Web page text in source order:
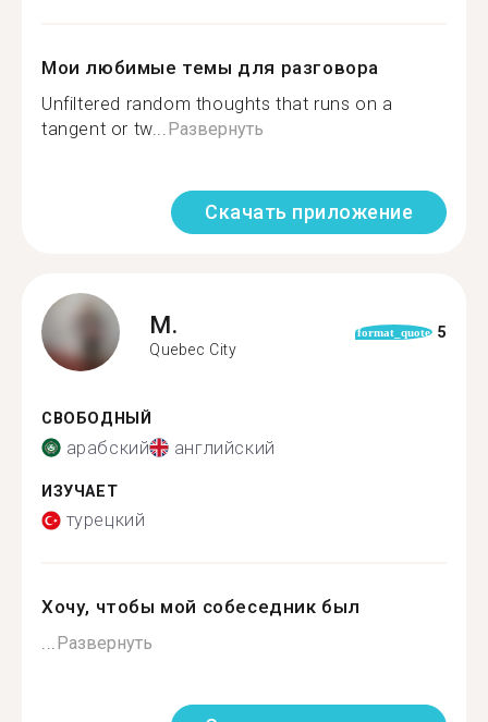
Мои любимые темы для разговора
Unfiltered random thoughts that runs on a
tangent or tw...Развернуть
Скачать приложение
M.
Quebec City
format_quote 5
СВОБОДНЫЙ
арабский английский
ИЗУЧАЕТ
турецкий
Хочу, чтобы мой собеседник был
...Развернуть